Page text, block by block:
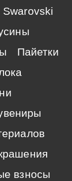
Swarovski
Пайетки
взносы